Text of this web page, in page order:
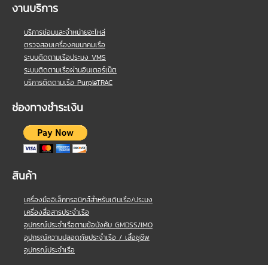
งานบริการ
บริการซ่อมและจำหน่ายอะไหล่
ตรวจสอบเครื่องคมนาคมเรือ
ระบบติดตามเรือประมง VMS
ระบบติดตามเรือผ่านอินเตอร์เน็ต
บริการติดตามเรือ PurpleTRAC
ช่องทางชำระเงิน
สินค้า
เครื่องมืออิเล็กทรอนิกส์สำหรับเดินเรือ/ประมง
เครื่องสื่อสารประจำเรือ
อุปกรณ์ประจำเรือตามข้อบังคับ GMDSS/IMO
อุปกรณ์ความปลอดภัยประจำเรือ / เสื้อชูชีพ
อุปกรณ์ประจำเรือ